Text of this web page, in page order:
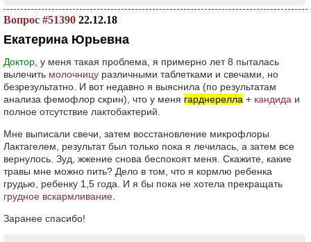
Вопрос #51390 22.12.18
Екатерина Юрьевна
Доктор , у меня такая проблема, я примерно лет 8 пыталась
вылечить молочницу различными таблетками и свечами, но
безрезультатно. И вот недавно я выяснила (по результатам
анализа фемофлор скрин), что у меня гарднерелла + кандида и
полное отсутствие лактобактерий.
Мне выписали свечи, затем восстановление микрофлоры
Лактагелем, результат был только пока я лечилась, а затем все
вернулось. Зуд, жжение снова беспокоят меня. Скажите, какие
травы мне можно пить? Дело в том, что я кормлю ребенка
грудью, ребенку 1,5 года. И я бы пока не хотела прекращать
грудное вскармливание
Заранее спасибо!